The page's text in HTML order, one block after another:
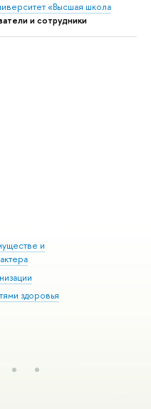
«Высшая школа
и сотрудники
и
здоровья